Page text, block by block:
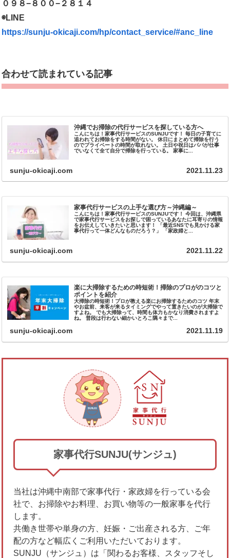
０９８−８００−２８１４
◉LINE
https://sunju-okicaji.com/hp/contact_service/#anc_line
合わせて読まれている記事
沖縄でお掃除の代行サービスを探している方へ
こんにちは！家事代行サービスのSUNJUです！ 毎日の子育てに
追われてお掃除をする時間がない。 休日にまとめて掃除を行う
のでプライベートの時間が取れない。 土日や祝日はパパが仕事
でいなくて全て自分で掃除を行っている。 家事に...
sunju-okicaji.com 2021.11.23
家事代行サービスの上手な選び方～沖縄編～
こんにちは！家事代行サービスのSUNJUです！ 今回は、沖縄県
で家事代行サービスをお探しで困っているあなたに耳寄りの情報
をお伝えしていきたいと思います！ 「最近SNSでも見かける家
事代行って一体どんなものだろう？」 「家政婦と...
sunju-okicaji.com 2021.11.22
楽に大掃除するための時短術！掃除のプロがのコツと
ポイントを紹介
大掃除の時短術！プロが教える楽にお掃除するためのコツ 年末
やお盆前、来客が来るタイミングでやって置きたいのが大掃除で
すよね。 でも大掃除って、時間も体力もかなり消費されますよ
ね。 普段は行わない細かいとろこ隅々まで...
sunju-okicaji.com 2021.11.19
家事代行SUNJU(サンジュ)
当社は沖縄中南部で家事代行・家政婦を行っている会
社で、お掃除やお料理、お買い物等の一般家事を代行
します。
共働き世帯や単身の方、妊娠・ご出産される方、ご年
配の方など幅広くご利用いただいております。
SUNJU（サンジュ）は「関わるお客様、スタッフそし